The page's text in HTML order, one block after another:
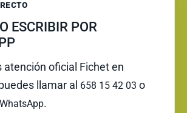
ESCRIBIR POR
atención oficial Fichet en
llamar al 658 15 42 03 o
WhatsApp.